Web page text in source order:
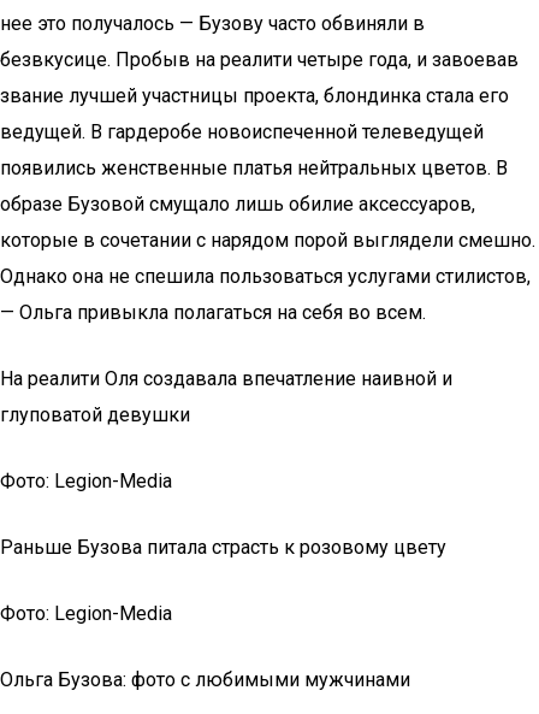
нее это получалось — Бузову часто обвиняли в
безвкусице. Пробыв на реалити четыре года, и завоевав
звание лучшей участницы проекта, блондинка стала его
ведущей. В гардеробе новоиспеченной телеведущей
появились женственные платья нейтральных цветов. В
образе Бузовой смущало лишь обилие аксессуаров,
которые в сочетании с нарядом порой выглядели смешно.
Однако она не спешила пользоваться услугами стилистов,
— Ольга привыкла полагаться на себя во всем.
На реалити Оля создавала впечатление наивной и
глуповатой девушки
Фото: Legion-Media
Раньше Бузова питала страсть к розовому цвету
Фото: Legion-Media
Ольга Бузова: фото с любимыми мужчинами